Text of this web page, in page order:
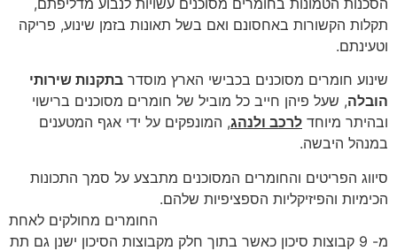
תקלות הקשורות באחסונם ואם בשל תאונות בזמן שינוע, פריקה
וטעינתם.
שינוע חומרים מסוכנים בכבישי הארץ מוסדר בתקנות שירותי
הובלה, שעל פיהן חייב כל מוביל של חומרים מסוכנים ברישוי
ובהיתר מיוחד לרכב ולנהג, המונפקים על ידי אגף המטענים
במנהל היבשה.
סיווג הפריטים והחומרים המסוכנים מתבצע על סמך התכונות
הכימיות והפיזיקליות הספציפיות שלהם.
החומרים מחולקים לאחת
מ- 9 קבוצות סיכון כאשר בתוך חלק מקבוצות הסיכון ישנן גם תת